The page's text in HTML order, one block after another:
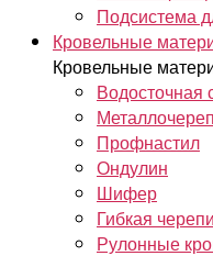
Подсистема
Кровельные
Кровельные
Водосточная
Профнастил
Ондулин
Шифер
Гибкая
Рулонные